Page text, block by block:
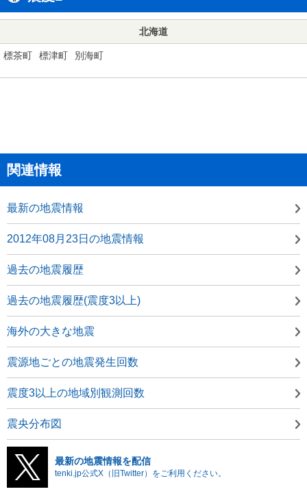
北海道
標茶町 標津町 別海町
関連情報
最新の地震情報
2012年08月23日の地震情報
過去の地震履歴
過去の地震履歴(震度3以上)
海外の大きな地震
震源地ごとの地震発生回数
震度3以上の地域別観測回数
震央分布図
最新の地震情報を配信
tenki.jp公式X（旧Twitter）をご利用ください。